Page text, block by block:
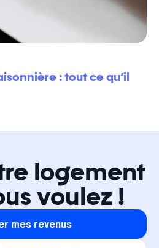
: tout ce qu’il
logement
voulez !
mes revenus